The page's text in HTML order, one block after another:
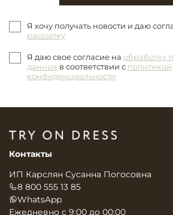
Я хочу получать новости и даю
рассылку
Я даю свое согласие на обработку
данных в соответствии с политикой
конфиденциальности
Контакты
ИП Карслян Сусанна Погосовна
8 800 555 13 85
WhatsApp
Ежедневно с 9:00 до 00:00